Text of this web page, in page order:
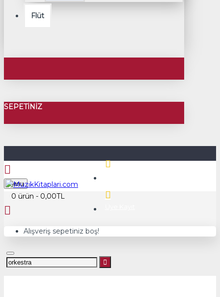
Flüt
SEPETINIZ
Menu
0 ürün - 0,00TL
Alışveriş sepetiniz boş!